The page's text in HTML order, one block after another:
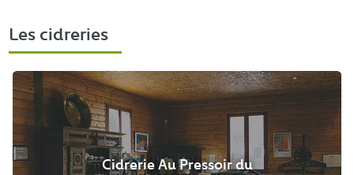
Les cidreries
Cidrerie Au Pressoir du